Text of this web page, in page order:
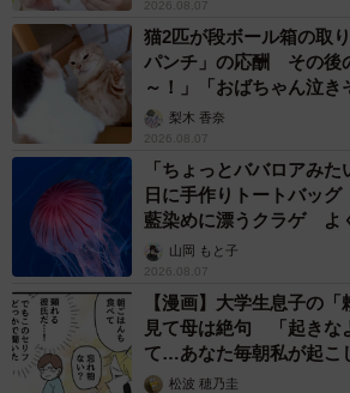
2026.08.07
猫2匹が段ボール箱の取
パンチ」の応酬 その後
～！」「おばちゃん泣き
梨木 香奈
2026.08.07
「ちょっとババロアみ
日に手作りトートバッ
藍染めに漂うクラゲ よ
ごい」山岡 もと子
2026.08.07
【漫画】大学生息子の
見て母は絶句 「起きな
て…あなた毎朝私が起こ
松波 穂乃圭